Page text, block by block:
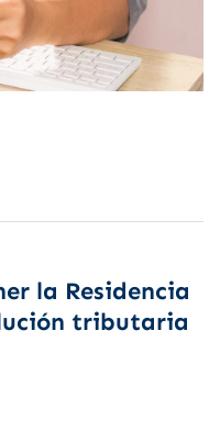
la Residencia
tributaria